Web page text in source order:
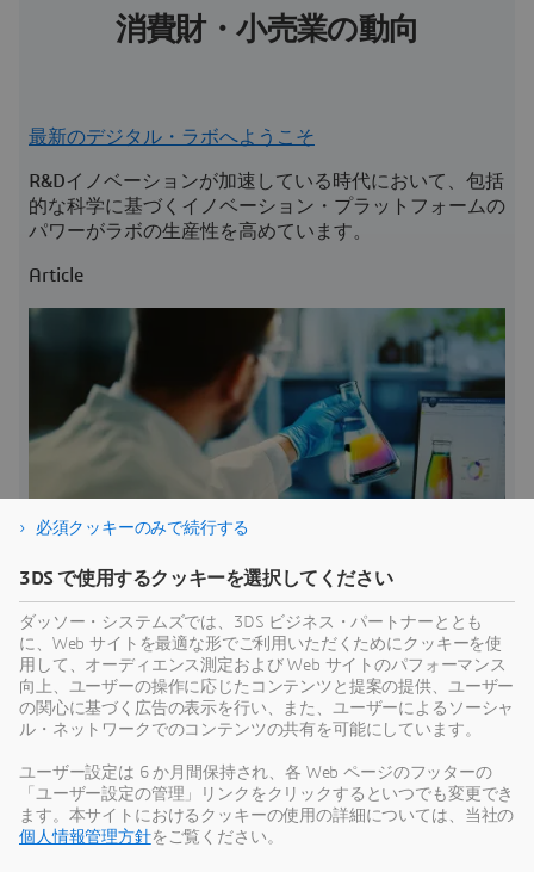
消費財・小売業の動向
最新のデジタル・ラボへようこそ
R&Dイノベーションが加速している時代において、包括
的な科学に基づくイノベーション・プラットフォームの
パワーがラボの生産性を高めています。
Article
再考:目標と実行のギャップ
消費材企業は、野心的な目標と実行のギャップをどのよ
うに埋めることができるでしょうか?私たちはForrester
Consultingと協力し、消費材企業の意思決定者500名以
上に調査を行いました。
3DS
必須クッキーのみで続行する
3DS で使用するクッキーを選択してください
ダッソー・システムズでは、3DS ビジネス・パートナーととも
に、Web サイトを最適な形でご利用いただくためにクッキーを使
用して、オーディエンス測定および Web サイトのパフォーマンス
向上、ユーザーの操作に応じたコンテンツと提案の提供、ユーザー
の関心に基づく広告の表示を行い、また、ユーザーによるソーシャ
ル・ネットワークでのコンテンツの共有を可能にしています。
ユーザー設定は 6 か月間保持され、各 Web ページのフッターの
「ユーザー設定の管理」リンクをクリックするといつでも変更でき
ます。本サイトにおけるクッキーの使用の詳細については、当社の
個人情報管理方針をご覧ください。